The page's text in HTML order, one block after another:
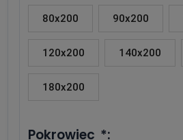
80x200 90x200
120x200 140x200
180x200
Pokrowiec *: